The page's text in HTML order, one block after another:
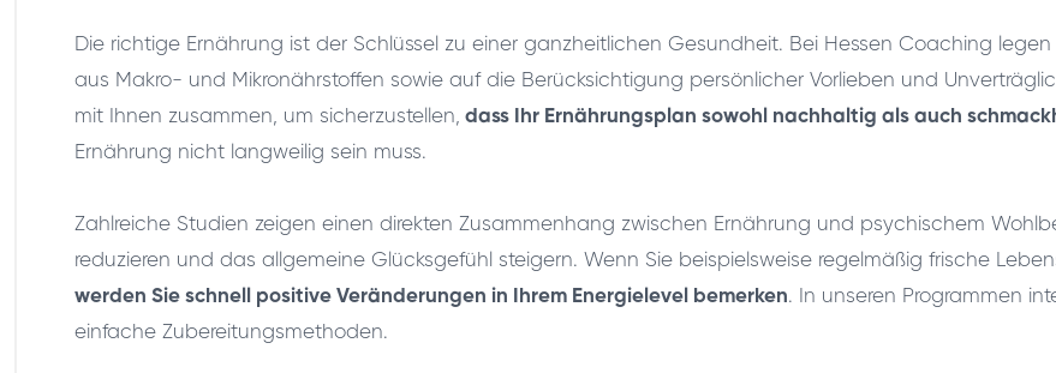
Die richtige Ernährung ist der Schlüssel zu einer ganzheitlichen Gesundheit. Bei Hessen Coaching
aus Makro- und Mikronährstoffen sowie auf die Berücksichtigung persönlicher Vorlieben und
mit Ihnen zusammen, um sicherzustellen, dass Ihr Ernährungsplan sowohl nachhaltig als auch
Ernährung nicht langweilig sein muss.
Zahlreiche Studien zeigen einen direkten Zusammenhang zwischen Ernährung und psychischem
reduzieren und das allgemeine Glücksgefühl steigern. Wenn Sie beispielsweise regelmäßig frische
werden Sie schnell positive Veränderungen in Ihrem Energielevel bemerken. In unseren Programmen
einfache Zubereitungsmethoden.